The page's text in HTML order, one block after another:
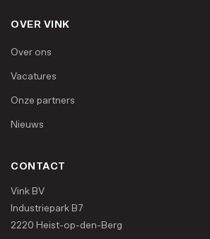
OVER VINK
Over ons
Vacatures
Onze partners
Nieuws
CONTACT
Vink BV
Industriepark B7
2220 Heist-op-den-Berg